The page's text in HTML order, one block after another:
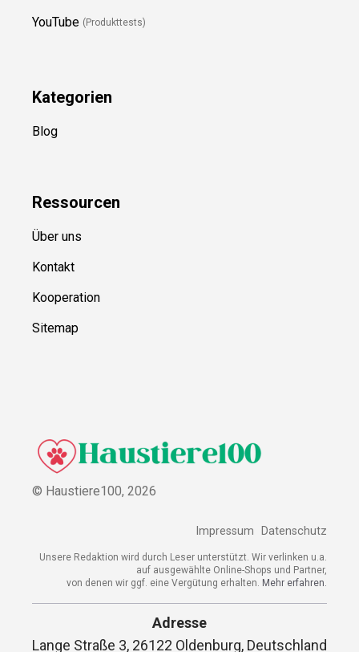
YouTube (Produkttests)
Kategorien
Blog
Ressourcen
Über uns
Kontakt
Kooperation
Sitemap
© Haustiere100, 2026
Impressum Datenschutz
Unsere Redaktion wird durch Leser unterstützt. Wir verlinken u.a.
auf ausgewählte Online-Shops und Partner,
von denen wir ggf. eine Vergütung erhalten. Mehr erfahren.
Adresse
Lange Straße 3, 26122 Oldenburg, Deutschland